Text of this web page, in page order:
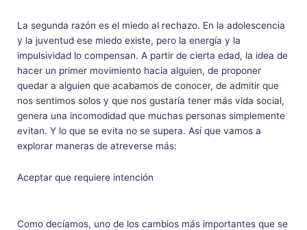
La segunda razón es el miedo al rechazo. En la adolescencia
y la juventud ese miedo existe, pero la energía y la
impulsividad lo compensan. A partir de cierta edad, la idea de
hacer un primer movimiento hacia alguien, de proponer
quedar a alguien que acabamos de conocer, de admitir que
nos sentimos solos y que nos gustaría tener más vida social,
genera una incomodidad que muchas personas simplemente
evitan. Y lo que se evita no se supera. Así que vamos a
explorar maneras de atreverse más:
Aceptar que requiere intención
Como decíamos, uno de los cambios más importantes que se